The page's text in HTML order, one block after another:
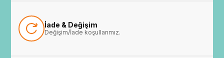
İade & Değişim
Değişim/İade koşullarımız.